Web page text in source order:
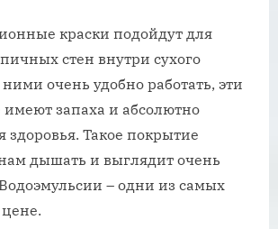
краски подойдут для
стен внутри сухого
очень удобно работать, эти
запаха и абсолютно
здоровья. Такое покрытие
дышать и выглядит очень
– одни из самых